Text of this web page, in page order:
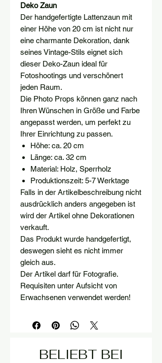
Deko Zaun
Der handgefertigte Lattenzaun mit
einer Höhe von 20 cm ist nicht nur
eine charmante Dekoration, dank
seines Vintage-Stils eignet sich
dieser Deko-Zaun ideal für
Fotoshootings und verschönert
jeden Raum.
Die Photo Props können ganz nach
Ihren Wünschen in Größe und Farbe
angepasst werden, um perfekt zu
Ihrer Einrichtung zu passen.
Höhe: ca. 20 cm
Länge: ca. 32 cm
Material: Holz, Sperrholz
Produktionszeit: 5-7 Werktage
Falls in der Artikelbeschreibung nicht
ausdrücklich anders angegeben ist
wird der Artikel ohne Dekorationen
verkauft.
Das Produkt wurde handgefertigt,
deswegen sieht es nicht immer
gleich aus.
Der Artikel darf für Fotografie.
Requisiten unter Aufsicht von
Erwachsenen verwendet werden!
BELIEBT BEI